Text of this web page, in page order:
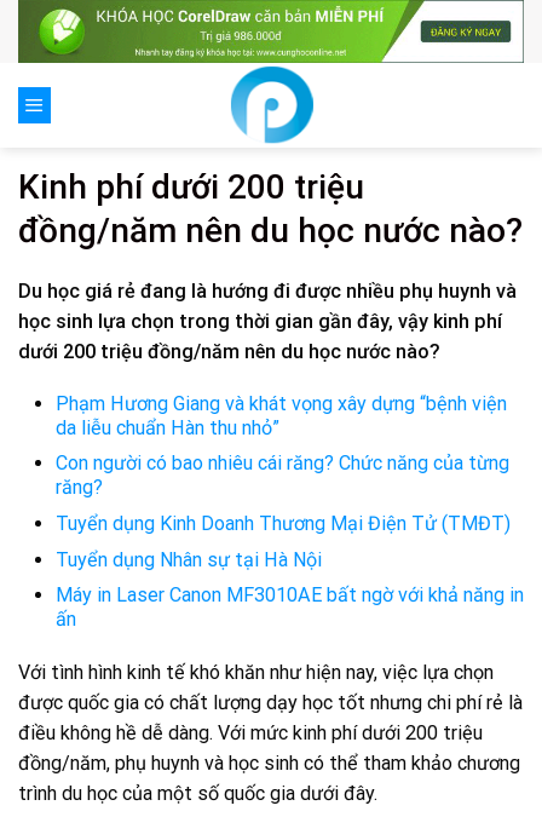
Kinh phí dưới 200 triệu
đồng/năm nên du học nước nào?
Du học giá rẻ đang là hướng đi được nhiều phụ huynh và
học sinh lựa chọn trong thời gian gần đây, vậy kinh phí
dưới 200 triệu đồng/năm nên du học nước nào?
Phạm Hương Giang và khát vọng xây dựng “bệnh viện
da liễu chuẩn Hàn thu nhỏ”
Con người có bao nhiêu cái răng? Chức năng của từng
răng?
Tuyển dụng Kinh Doanh Thương Mại Điện Tử (TMĐT)
Tuyển dụng Nhân sự tại Hà Nội
Máy in Laser Canon MF3010AE bất ngờ với khả năng in
ấn
Với tình hình kinh tế khó khăn như hiện nay, việc lựa chọn
được quốc gia có chất lượng dạy học tốt nhưng chi phí rẻ là
điều không hề dễ dàng. Với mức kinh phí dưới 200 triệu
đồng/năm, phụ huynh và học sinh có thể tham khảo chương
trình du học của một số quốc gia dưới đây.